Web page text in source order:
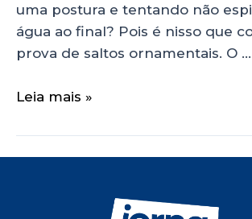
uma postura e tentando não
água ao final? Pois é nisso que
prova de saltos ornamentais. O …
Leia mais »